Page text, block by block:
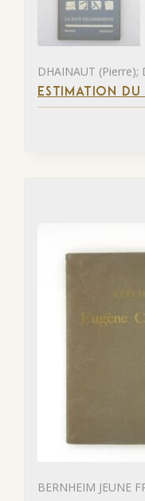
DHAINAUT (Pierre);
ESTIMATION
BERNHEIM JEUNE